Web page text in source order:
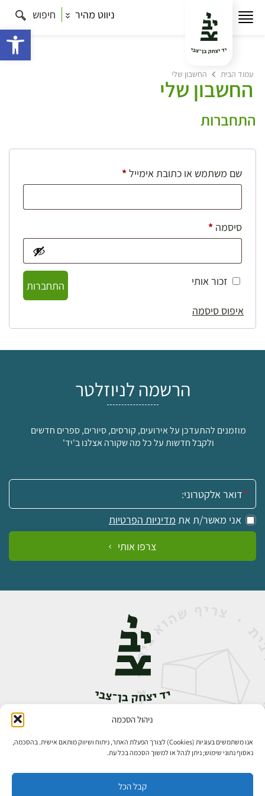
ניהול הסכמה
אנו משתמשים בעוגיות (Cookies) לצורך הפעלת האתר, ניתוח ושיווק מותאם אישית. בהסכמה,
נאסוף נתוני שימוש; ניתן לנהל או למשוך הסכמה בכל עת.
קבל הכל
ניווט מהיר חיפוש
עמוד הבית החשבון שלי
החשבון שלי
התחברות
שם משתמש או כתובת אימייל*חובה
סיסמה *חובה
זכור אותי
התחברות
איפוס סיסמה
הרשמה לניוזלטר
מוזמנים להתעדכן על אירועים, קורסים, סיורים, ספרים חדשים
ולקבל חדשות על כל מה שקורה אצלנו ב'יד'
אימייל:
אני מאשר/ת את מדיניות הפרטיות
צרפו אותי
אבן גבירול 14, רחביה, ירושלים